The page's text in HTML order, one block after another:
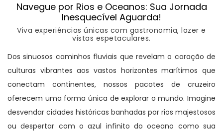
Navegue por Rios e Oceanos: Sua Jornada
Inesquecível Aguarda!
Viva experiências únicas com gastronomia, lazer e
vistas espetaculares.
Dos sinuosos caminhos fluviais que revelam o coração de
culturas vibrantes aos vastos horizontes marítimos que
conectam continentes, nossos pacotes de cruzeiro
oferecem uma forma única de explorar o mundo. Imagine
desvendar cidades históricas banhadas por rios majestosos
ou despertar com o azul infinito do oceano como sua